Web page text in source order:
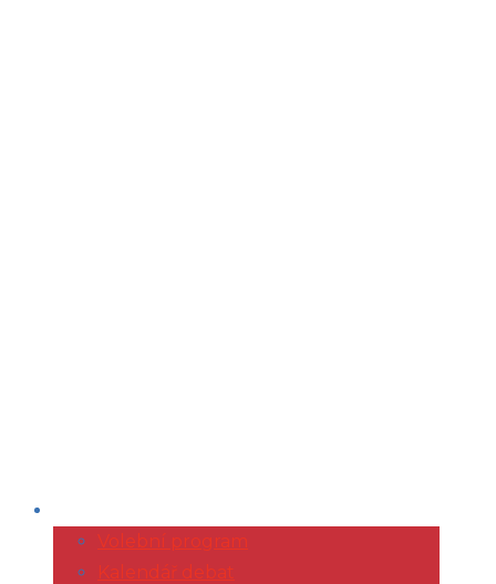
Volební program
Kalendář debat